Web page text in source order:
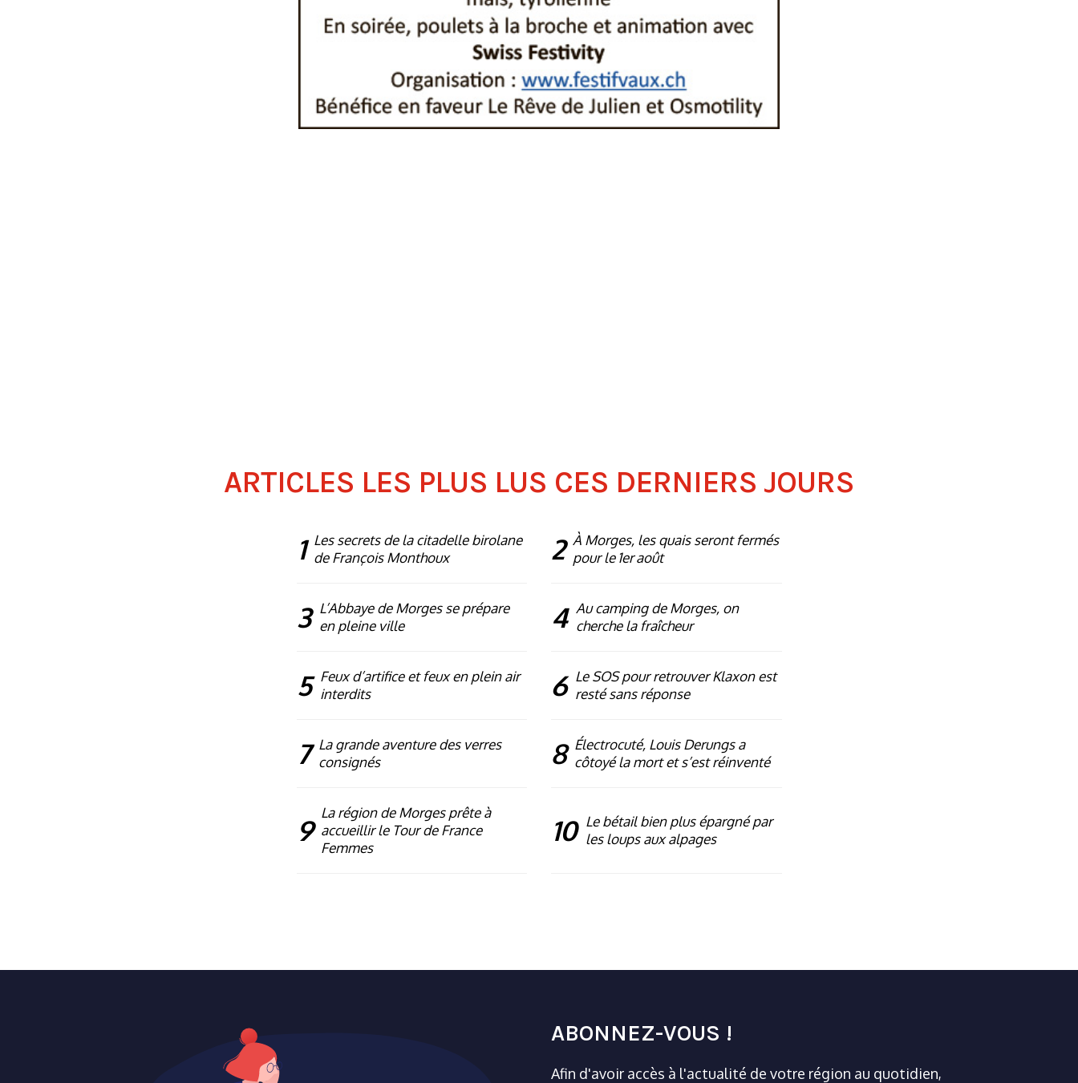
ARTICLES LES PLUS LUS CES DERNIERS JOURS
1 Les secrets de la citadelle birolane
de François Monthoux
2 À Morges, les quais seront fermés
pour le 1er août
3 L’Abbaye de Morges se prépare
en pleine ville
4 Au camping de Morges, on
cherche la fraîcheur
5 Feux d’artifice et feux en plein air
interdits
6 Le SOS pour retrouver Klaxon est
resté sans réponse
7 La grande aventure des verres
consignés
8 Électrocuté, Louis Derungs a
côtoyé la mort et s’est réinventé
9
La région de Morges prête à
accueillir le Tour de France
Femmes
10 Le bétail bien plus épargné par
les loups aux alpages
ABONNEZ-VOUS !
Afin d'avoir accès à l'actualité de votre région au quotidien,